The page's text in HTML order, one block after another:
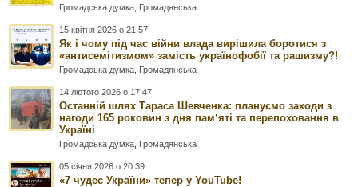
Громадська думка Громадянська
15 квітня 2026 о 21:57
Як і чому під час війни влада вирішила боротися з
«антисемітизмом» замість українофобії та рашизму?!
Громадська думка Громадянська
14 лютого 2026 о 17:47
Останній шлях Тараса Шевченка: плануємо заходи з
нагоди 165 роковин з дня памʼяті та перепоховання в
Україні
Громадська думка Громадянська
05 січня 2026 о 20:39
«7 чудес України» тепер у YouTube!